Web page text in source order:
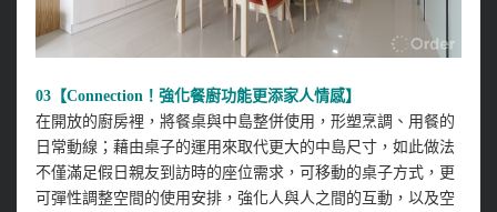
03【Connection！強化餐廚功能更添家人情感】
在開放的廚房裡，將餐桌與中島整併使用，形塑烹調、用餐的
日常動線；藉由桌子的運用來取代更大的中島尺寸，如此做法
不僅滿足假日親友到訪時的座位需求，可移動的桌子方式，更
可彈性調整空間的使用安排，強化人與人之間的互動，以及空